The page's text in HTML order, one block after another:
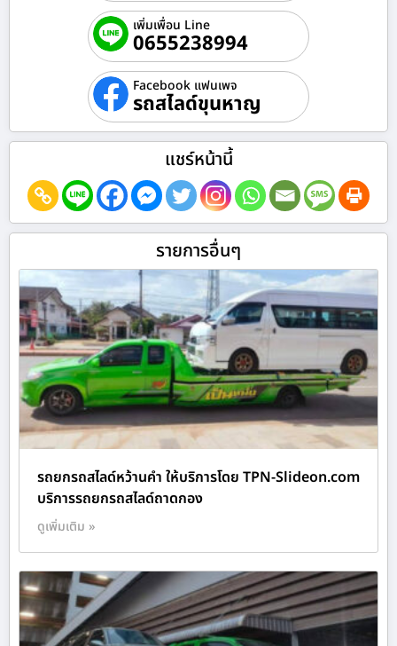
เพิ่มเพื่อน Line
0655238994
Facebook แฟนเพจ
รถสไลด์ขุนหาญ
แชร์หน้านี้
รายการอื่นๆ
รถยกรถสไลด์หว้านคำ ให้บริการโดย TPN-Slideon.com
บริการรถยกรถสไลด์ถาดกอง
ดูเพิ่มเติม »